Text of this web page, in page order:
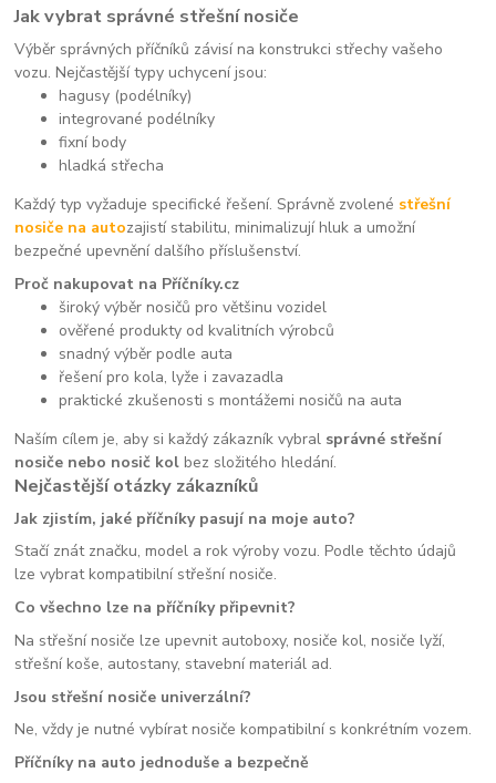
Jak vybrat správné střešní nosiče
Výběr správných příčníků závisí na konstrukci střechy vašeho
vozu. Nejčastější typy uchycení jsou:
hagusy (podélníky)
integrované podélníky
fixní body
hladká střecha
Každý typ vyžaduje specifické řešení. Správně zvolené střešní
nosiče na autozajistí stabilitu, minimalizují hluk a umožní
bezpečné upevnění dalšího příslušenství.
Proč nakupovat na Příčníky.cz
široký výběr nosičů pro většinu vozidel
ověřené produkty od kvalitních výrobců
snadný výběr podle auta
řešení pro kola, lyže i zavazadla
praktické zkušenosti s montážemi nosičů na auta
Naším cílem je, aby si každý zákazník vybral správné střešní
nosiče nebo nosič kol bez složitého hledání.
Nejčastější otázky zákazníků
Jak zjistím, jaké příčníky pasují na moje auto?
Stačí znát značku, model a rok výroby vozu. Podle těchto údajů
lze vybrat kompatibilní střešní nosiče.
Co všechno lze na příčníky připevnit?
Na střešní nosiče lze upevnit autoboxy, nosiče kol, nosiče lyží,
střešní koše, autostany, stavební materiál ad.
Jsou střešní nosiče univerzální?
Ne, vždy je nutné vybírat nosiče kompatibilní s konkrétním vozem.
Příčníky na auto jednoduše a bezpečně